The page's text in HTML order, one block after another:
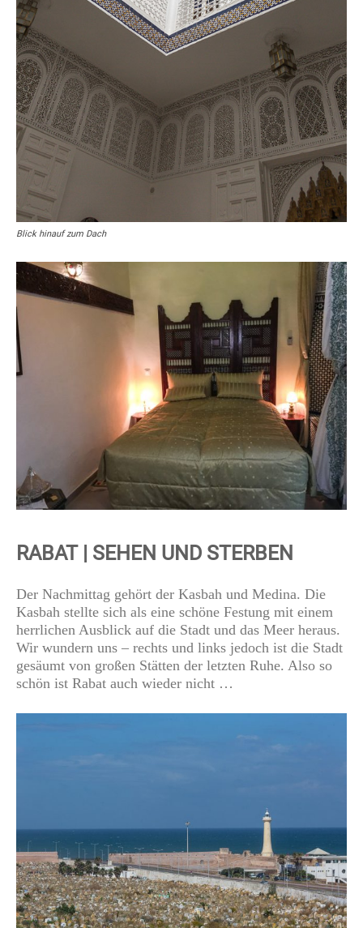
Blick hinauf zum Dach
RABAT | SEHEN UND STERBEN
Der Nachmittag gehört der Kasbah und Medina. Die
Kasbah stellte sich als eine schöne Festung mit einem
herrlichen Ausblick auf die Stadt und das Meer heraus.
Wir wundern uns – rechts und links jedoch ist die Stadt
gesäumt von großen Stätten der letzten Ruhe. Also so
schön ist Rabat auch wieder nicht …